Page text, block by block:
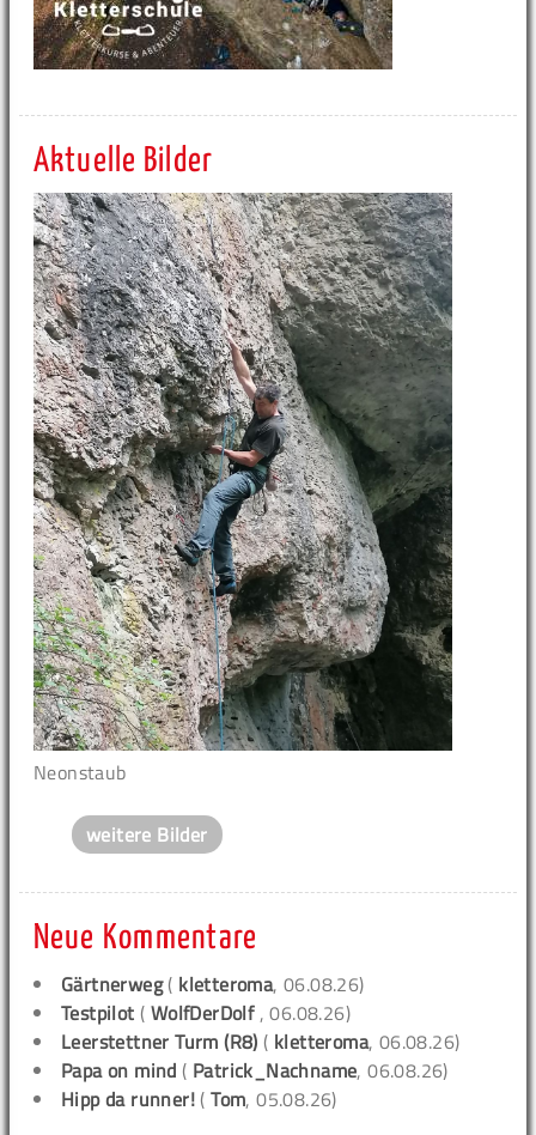
Aktuelle Bilder
Neonstaub
weitere Bilder
Neue Kommentare
Gärtnerweg( kletteroma, 06.08.26)
Testpilot ( WolfDerDolf , 06.08.26)
Leerstettner Turm (R8) ( kletteroma, 06.08.26)
Papa on mind ( Patrick_Nachname, 06.08.26)
Hipp da runner! (Tom, 05.08.26)